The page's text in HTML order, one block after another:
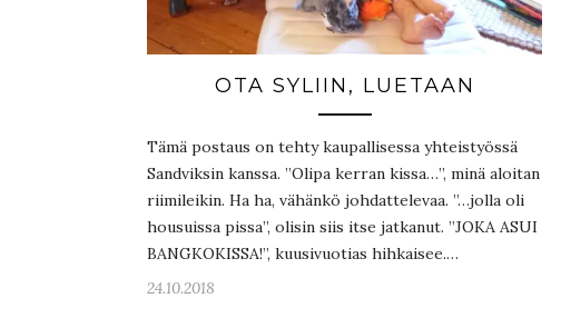
OTA SYLIIN, LUETAAN
Tämä postaus on tehty kaupallisessa yhteistyössä
Sandviksin kanssa. ”Olipa kerran kissa…”, minä aloitan
riimileikin. Ha ha, vähänkö johdattelevaa. ”…jolla oli
housuissa pissa”, olisin siis itse jatkanut. ”JOKA ASUI
BANGKOKISSA!”, kuusivuotias hihkaisee.…
24.10.2018